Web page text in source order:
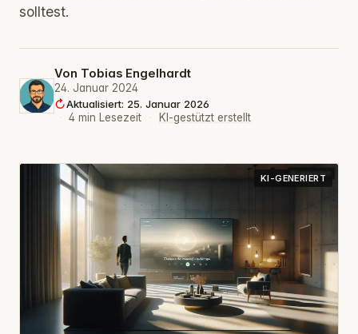
solltest.
Von Tobias Engelhardt
24. Januar 2024
Aktualisiert: 25. Januar 2026
·
4 min Lesezeit · KI-gestützt erstellt
KI-GENERIERT